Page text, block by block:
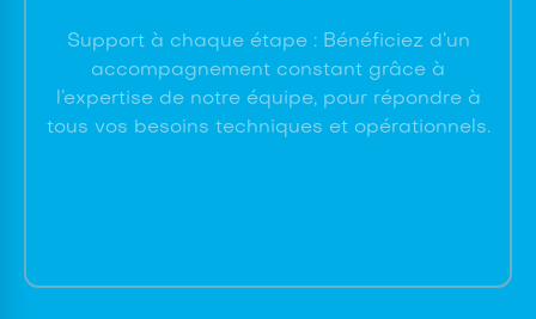
Support à chaque étape : Bénéficiez d’un
accompagnement constant grâce à
l’expertise de notre équipe, pour répondre à
tous vos besoins techniques et opérationnels.